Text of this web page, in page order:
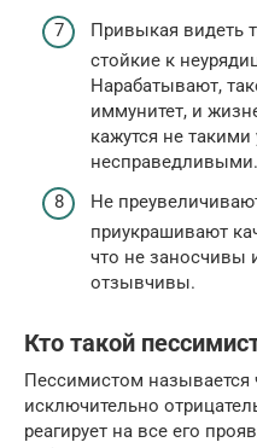
Привыкая видеть
стойкие к
Нарабатывают,
иммунитет, и
кажутся не
несправедливыми.
Не
приукрашивают
что не заносчивы
отзывчивы.
Кто такой
Пессимистом называется
исключительно
реагирует на все его